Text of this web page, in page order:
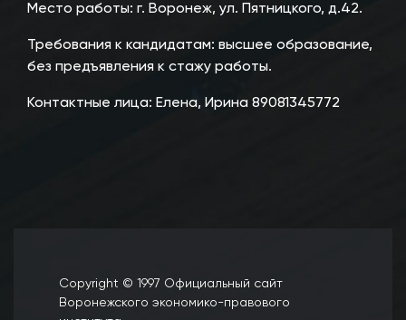
Место работы: г. Воронеж, ул. Пятницкого, д.42.
Требования к кандидатам: высшее образование,
без предъявления к стажу работы.
Контактные лица: Елена, Ирина 89081345772
Copyright © 1997 Официальный сайт
Воронежского экономико-правового